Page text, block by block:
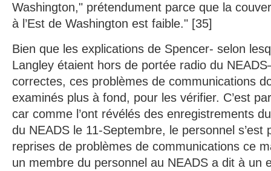
Washington," prétendument parce que la
à l’Est de Washington est faible." [35]
Bien que les explications de Spencer- selon
Langley étaient hors de portée radio du
correctes, ces problèmes de communications
examinés plus à fond, pour les vérifier. C’est
car comme l’ont révélés des enregistrements
du NEADS le 11-Septembre, le personnel s’est
reprises de problèmes de communications ce
un membre du personnel au NEADS a dit à un